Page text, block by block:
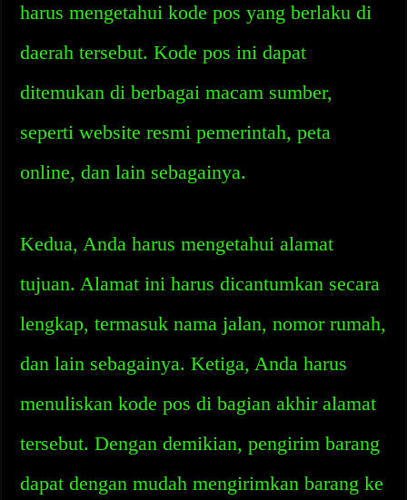
harus mengetahui kode pos yang berlaku di
daerah tersebut. Kode pos ini dapat
ditemukan di berbagai macam sumber,
seperti website resmi pemerintah, peta
online, dan lain sebagainya.
Kedua, Anda harus mengetahui alamat
tujuan. Alamat ini harus dicantumkan secara
lengkap, termasuk nama jalan, nomor rumah,
dan lain sebagainya. Ketiga, Anda harus
menuliskan kode pos di bagian akhir alamat
tersebut. Dengan demikian, pengirim barang
dapat dengan mudah mengirimkan barang ke